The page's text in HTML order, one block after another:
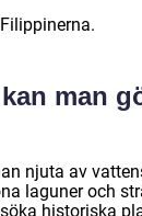
man
njuta av
laguner och
historiska